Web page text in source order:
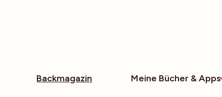
Backmagazin Meine Bücher & Apps